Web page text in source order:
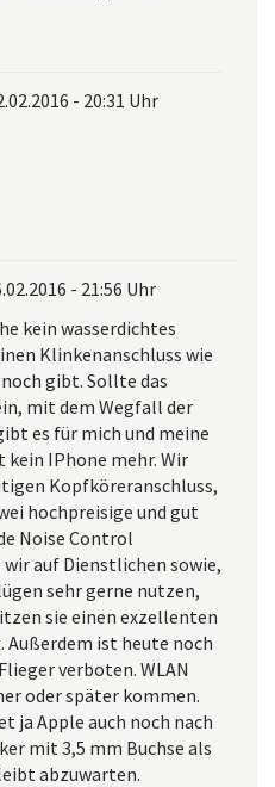
- 20:31 Uhr
- 21:56 Uhr
kein wasserdichtes
Klinkenanschluss wie
gibt. Sollte das
mit dem Wegfall der
es für mich und meine
kein IPhone mehr. Wir
Kopfköreranschluss,
hochpreisige und gut
Noise Control
auf Dienstlichen sowie,
sehr gerne nutzen,
sie einen exzellenten
ist heute noch
verboten. WLAN
oder später kommen.
ja Apple auch noch nach
mit 3,5 mm Buchse als
abzuwarten.